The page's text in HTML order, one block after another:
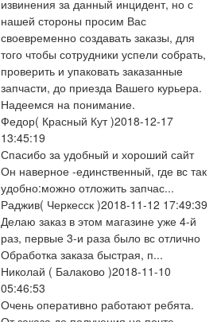
извинения за данный инцидент, но с
нашей стороны просим Вас
своевременно создавать заказы, для
того чтобы сотрудники успели собрать,
проверить и упаковать заказанные
запчасти, до приезда Вашего курьера.
Надеемся на понимание.
Федор( Красный Кут )2018-12-17
13:45:19
Спасибо за удобный и хороший сайт
Он наверное -единственный, где вс так
удобно:можно отложить запчас...
Раджив( Черкесск )2018-11-12 17:49:39
Делаю заказ в этом магазине уже 4-й
раз, первые 3-и раза было вс отлично
Обработка заказа быстрая, п...
Николай ( Балаково )2018-11-10
05:46:53
Очень оперативно работают ребята.